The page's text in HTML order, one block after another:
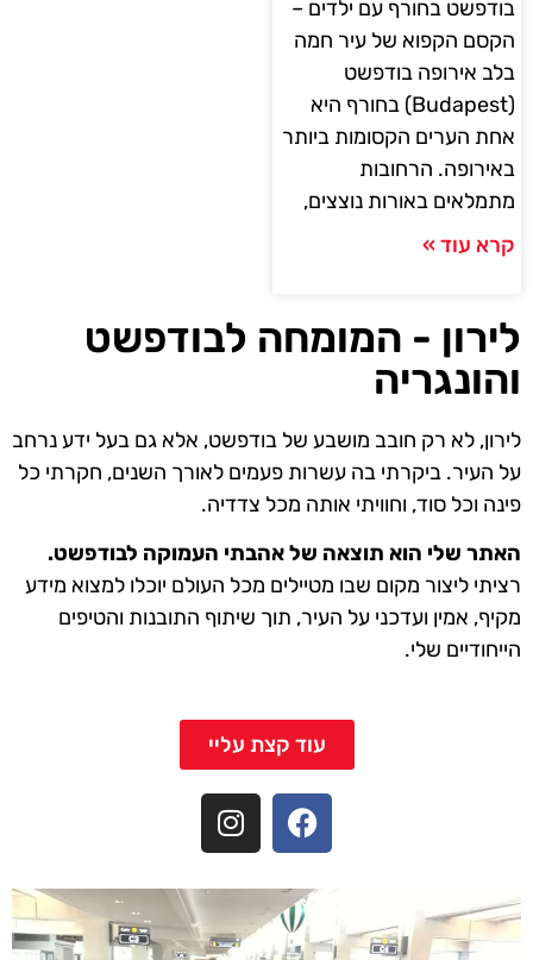
בודפשט בחורף עם ילדים –
הקסם הקפוא של עיר חמה
בלב אירופה בודפשט
(Budapest) בחורף היא
אחת הערים הקסומות ביותר
באירופה. הרחובות
מתמלאים באורות נוצצים,
קרא עוד »
לירון - המומחה לבודפשט
והונגריה
לירון, לא רק חובב מושבע של בודפשט, אלא גם בעל ידע נרחב
על העיר. ביקרתי בה עשרות פעמים לאורך השנים, חקרתי כל
פינה וכל סוד, וחוויתי אותה מכל צדדיה.
האתר שלי הוא תוצאה של אהבתי העמוקה לבודפשט.
רציתי ליצור מקום שבו מטיילים מכל העולם יוכלו למצוא מידע
מקיף, אמין ועדכני על העיר, תוך שיתוף התובנות והטיפים
הייחודיים שלי.
עוד קצת עליי